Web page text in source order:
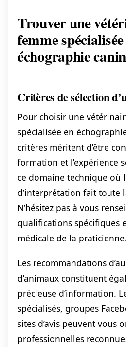
Trouver une
femme
échographie
Critères de sélection
Pour choisir une
spécialisée en
critères méritent d’être
formation et l’expérience
ce domaine technique où
d’interprétation fait toute
N’hésitez pas à vous
qualifications spécifiques
médicale de la praticienne.
Les recommandations
d’animaux constituent
précieuse d’information.
spécialisés, groupes
sites d’avis peuvent vous
professionnelles